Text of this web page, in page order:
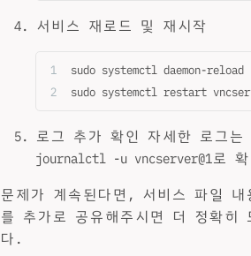
서비스 재로드 및 재시작
sudo systemctl daemon-reload
sudo systemctl restart
로그 추가 확인 자세한 로그
journalctl -u vncserver@1로
문제가 계속된다면, 서비스 파일
를 추가로 공유해주시면 더 정확히
다.